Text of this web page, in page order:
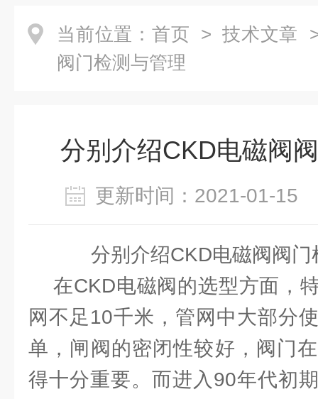
当前位置： 首页 > 技术文章
阀门检测与管理
分别介绍CKD电磁阀
更新时间：2021-01-
分别介绍CKD电磁阀阀门
在CKD电磁阀的选型方面，
网不足10千米，管网中大部分
单，闸阀的密闭性较好，阀门
得十分重要。而进入90年代初